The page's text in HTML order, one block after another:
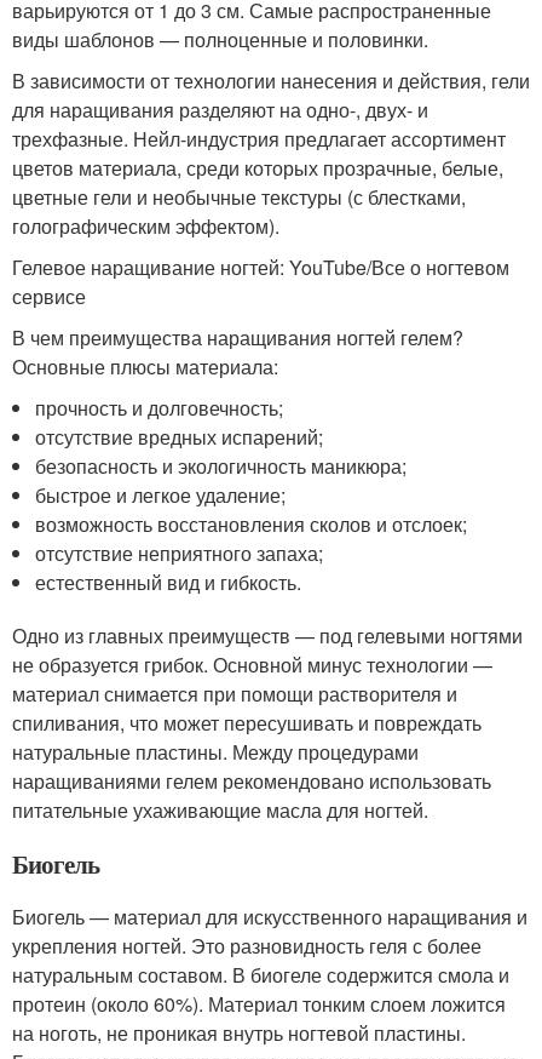
варьируются от 1 до 3 см. Самые распространенные
виды шаблонов — полноценные и половинки.
В зависимости от технологии нанесения и действия, гели
для наращивания разделяют на одно-, двух- и
трехфазные. Нейл-индустрия предлагает ассортимент
цветов материала, среди которых прозрачные, белые,
цветные гели и необычные текстуры (с блестками,
голографическим эффектом).
Гелевое наращивание ногтей: YouTube/Все о ногтевом
сервисе
В чем преимущества наращивания ногтей гелем?
Основные плюсы материала:
прочность и долговечность;
отсутствие вредных испарений;
безопасность и экологичность маникюра;
быстрое и легкое удаление;
возможность восстановления сколов и отслоек;
отсутствие неприятного запаха;
естественный вид и гибкость.
Одно из главных преимуществ — под гелевыми ногтями
не образуется грибок. Основной минус технологии —
материал снимается при помощи растворителя и
спиливания, что может пересушивать и повреждать
натуральные пластины. Между процедурами
наращиваниями гелем рекомендовано использовать
питательные ухаживающие масла для ногтей.
Биогель
Биогель — материал для искусственного наращивания и
укрепления ногтей. Это разновидность геля с более
натуральным составом. В биогеле содержится смола и
протеин (около 60%). Материал тонким слоем ложится
на ноготь, не проникая внутрь ногтевой пластины.